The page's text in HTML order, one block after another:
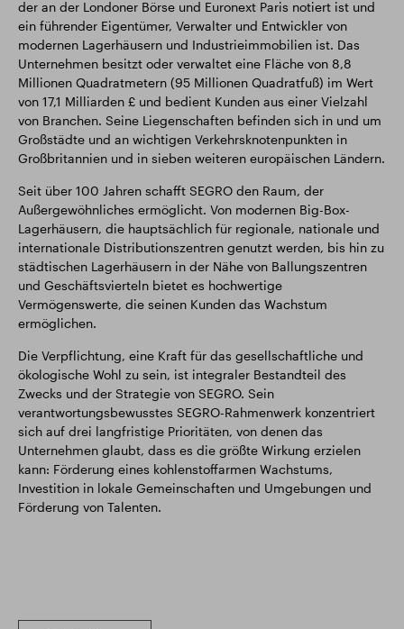
der an der Londoner Börse und Euronext Paris notiert ist und
ein führender Eigentümer, Verwalter und Entwickler von
modernen Lagerhäusern und Industrieimmobilien ist. Das
Unternehmen besitzt oder verwaltet eine Fläche von 8,8
Millionen Quadratmetern (95 Millionen Quadratfuß) im Wert
von 17,1 Milliarden £ und bedient Kunden aus einer Vielzahl
von Branchen. Seine Liegenschaften befinden sich in und um
Großstädte und an wichtigen Verkehrsknotenpunkten in
Großbritannien und in sieben weiteren europäischen Ländern.
Seit über 100 Jahren schafft SEGRO den Raum, der
Außergewöhnliches ermöglicht. Von modernen Big-Box-
Lagerhäusern, die hauptsächlich für regionale, nationale und
internationale Distributionszentren genutzt werden, bis hin zu
städtischen Lagerhäusern in der Nähe von Ballungszentren
und Geschäftsvierteln bietet es hochwertige
Vermögenswerte, die seinen Kunden das Wachstum
ermöglichen.
Die Verpflichtung, eine Kraft für das gesellschaftliche und
ökologische Wohl zu sein, ist integraler Bestandteil des
Zwecks und der Strategie von SEGRO. Sein
verantwortungsbewusstes SEGRO-Rahmenwerk konzentriert
sich auf drei langfristige Prioritäten, von denen das
Unternehmen glaubt, dass es die größte Wirkung erzielen
kann: Förderung eines kohlenstoffarmen Wachstums,
Investition in lokale Gemeinschaften und Umgebungen und
Förderung von Talenten.